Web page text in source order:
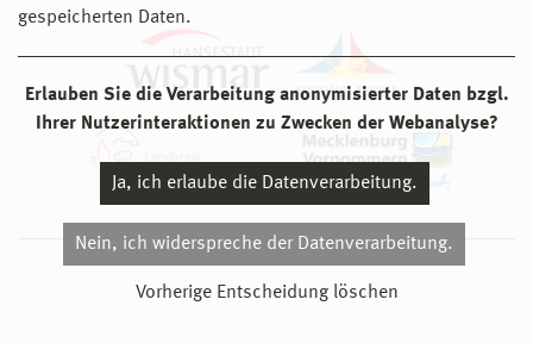
gespeicherten Daten.
Erlauben Sie die Verarbeitung anonymisierter Daten bzgl.
Ihrer Nutzerinteraktionen zu Zwecken der Webanalyse?
Ja, ich erlaube die Datenverarbeitung.
Nein, ich widerspreche der Datenverarbeitung.
Vorherige Entscheidung löschen
© 2026 Hochschule Wismar